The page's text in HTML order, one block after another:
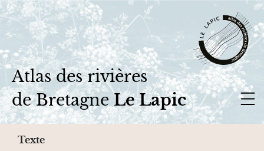
Atlas des rivières
de Bretagne Le Lapic
Texte